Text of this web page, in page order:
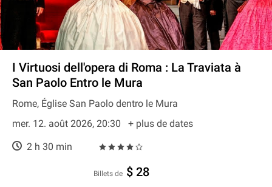
I Virtuosi dell'opera di Roma : La Traviata à
San Paolo Entro le Mura
Rome, Église San Paolo dentro le Mura
mer. 12. août 2026, 20:30
+ plus de dates
2 h 30 min
Billets de $ 28